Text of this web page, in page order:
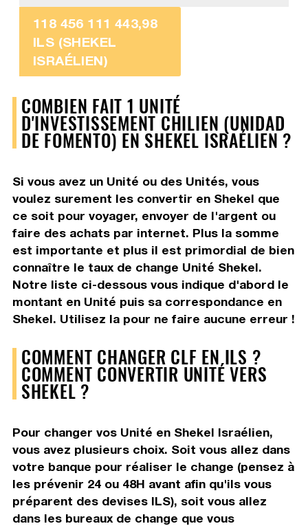
118 456 111 443,98
ILS (SHEKEL
ISRAÉLIEN)
COMBIEN FAIT 1 UNITÉ
D'INVESTISSEMENT CHILIEN (UNIDAD
DE FOMENTO) EN SHEKEL ISRAÉLIEN ?
Si vous avez un Unité ou des Unités, vous
voulez surement les convertir en Shekel que
ce soit pour voyager, envoyer de l'argent ou
faire des achats par internet. Plus la somme
est importante et plus il est primordial de bien
connaître le taux de change Unité Shekel.
Notre liste ci-dessous vous indique d'abord le
montant en Unité puis sa correspondance en
Shekel. Utilisez la pour ne faire aucune erreur !
COMMENT CHANGER CLF EN ILS ?
COMMENT CONVERTIR UNITÉ VERS
SHEKEL ?
Pour changer vos Unité en Shekel Israélien,
vous avez plusieurs choix. Soit vous allez dans
votre banque pour réaliser le change (pensez à
les prévenir 24 ou 48H avant afin qu'ils vous
préparent des devises ILS), soit vous allez
dans les bureaux de change que vous